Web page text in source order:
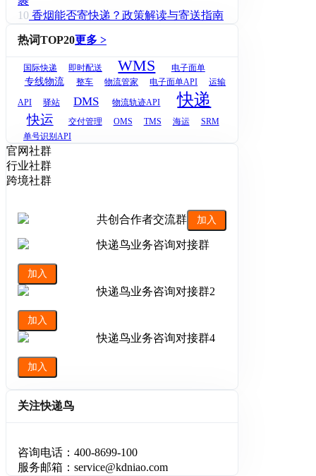
10 香烟能否寄快递？政策解读与寄送指南
热词TOP20更多 >
国际快递 即时配送 WMS 电子面单
专线物流 整车 物流管家 电子面单API 运输
API 驿站 DMS 物流轨迹API 快递
快运 交付管理 OMS TMS 海运
SRM
单号识别API
官网社群
行业社群
跨境社群
共创合作者交流群 加入
快递鸟业务咨询对接群
加入
快递鸟业务咨询对接群2
加入
快递鸟业务咨询对接群4
加入
关注快递鸟
咨询电话：400-8699-100
服务邮箱：service@kdniao.com